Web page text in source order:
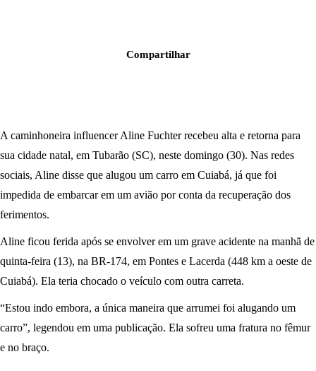
Compartilhar
A caminhoneira influencer Aline Fuchter recebeu alta e retorna para
sua cidade natal, em Tubarão (SC), neste domingo (30). Nas redes
sociais, Aline disse que alugou um carro em Cuiabá, já que foi
impedida de embarcar em um avião por conta da recuperação dos
ferimentos.
Aline ficou ferida após se envolver em um grave acidente na manhã de
quinta-feira (13), na BR-174, em Pontes e Lacerda (448 km a oeste de
Cuiabá). Ela teria chocado o veículo com outra carreta.
“Estou indo embora, a única maneira que arrumei foi alugando um
carro”, legendou em uma publicação. Ela sofreu uma fratura no fêmur
e no braço.